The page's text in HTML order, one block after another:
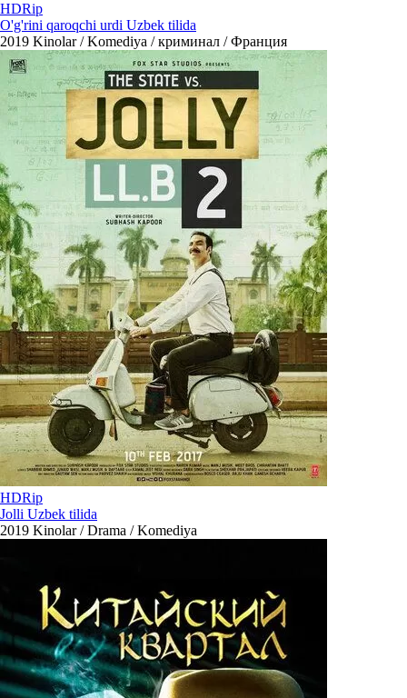
HDRip
O'g'rini qaroqchi urdi Uzbek tilida
2019 Kinolar / Komediya / криминал / Франция
HDRip
Jolli Uzbek tilida
2019 Kinolar / Drama / Komediya